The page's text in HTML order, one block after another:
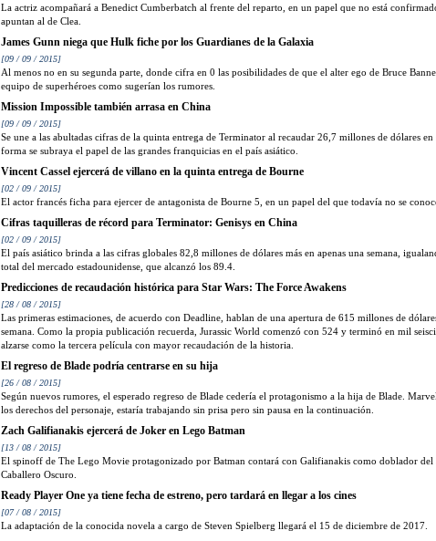
La actriz acompañará a Benedict Cumberbatch al frente del reparto, en un papel que no está
apuntan al de Clea.
James Gunn niega que Hulk fiche por los Guardianes de la Galaxia
[09 / 09 / 2015]
Al menos no en su segunda parte, donde cifra en 0 las posibilidades de que el alter ego de Bruce
equipo de superhéroes como sugerían los rumores.
Mission Impossible también arrasa en China
[09 / 09 / 2015]
Se une a las abultadas cifras de la quinta entrega de Terminator al recaudar 26,7 millones de dólares en
forma se subraya el papel de las grandes franquicias en el país asiático.
Vincent Cassel ejercerá de villano en la quinta entrega de Bourne
[02 / 09 / 2015]
El actor francés ficha para ejercer de antagonista de Bourne 5, en un papel del que todavía no se
Cifras taquilleras de récord para Terminator: Genisys en China
[02 / 09 / 2015]
El país asiático brinda a las cifras globales 82,8 millones de dólares más en apenas una semana,
total del mercado estadounidense, que alcanzó los 89.4.
Predicciones de recaudación histórica para Star Wars: The Force Awakens
[28 / 08 / 2015]
Las primeras estimaciones, de acuerdo con Deadline, hablan de una apertura de 615 millones de
semana. Como la propia publicación recuerda, Jurassic World comenzó con 524 y terminó en mil
alzarse como la tercera película con mayor recaudación de la historia.
El regreso de Blade podría centrarse en su hija
[26 / 08 / 2015]
Según nuevos rumores, el esperado regreso de Blade cedería el protagonismo a la hija de Blade.
los derechos del personaje, estaría trabajando sin prisa pero sin pausa en la continuación.
Zach Galifianakis ejercerá de Joker en Lego Batman
[13 / 08 / 2015]
El spinoff de The Lego Movie protagonizado por Batman contará con Galifianakis como doblador del
Caballero Oscuro.
Ready Player One ya tiene fecha de estreno, pero tardará en llegar a los cines
[07 / 08 / 2015]
La adaptación de la conocida novela a cargo de Steven Spielberg llegará el 15 de diciembre de 2017.